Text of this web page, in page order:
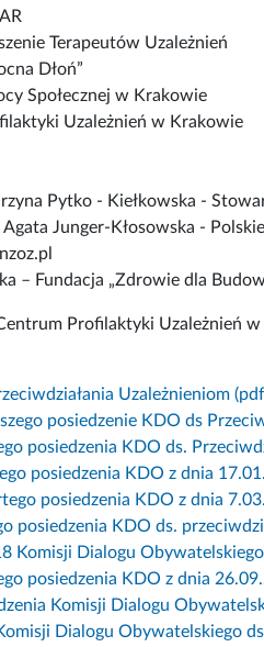
Terapeutów Uzależnień
Dłoń”
Społecznej w Krakowie
Uzależnień w Krakowie
Pytko - Kiełkowska -
Junger-Kłosowska -
– Fundacja „Zdrowie dla
Profilaktyki Uzależnień
Uzależnieniom
posiedzenie KDO ds
posiedzenia KDO ds.
posiedzenia KDO z dnia
posiedzenia KDO z dnia
posiedzenia KDO ds.
Komisji Dialogu
posiedzenia KDO z dnia
Komisji Dialogu
Dialogu Obywatelskiego